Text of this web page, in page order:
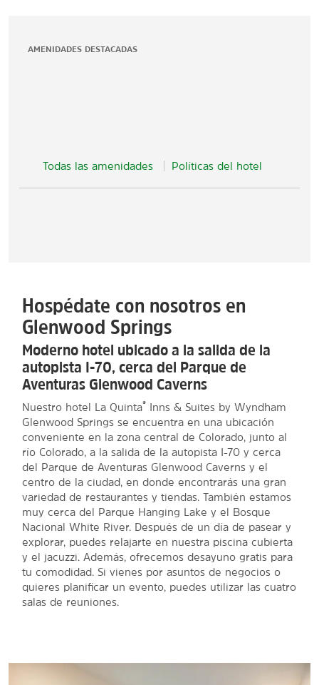
AMENIDADES DESTACADAS
Todas las amenidades Políticas del hotel
Hospédate con nosotros en
Glenwood Springs
Moderno hotel ubicado a la salida de la
autopista I-70, cerca del Parque de
Aventuras Glenwood Caverns
Nuestro hotel La Quinta®
Inns & Suites by Wyndham
Glenwood Springs se encuentra en una ubicación
conveniente en la zona central de Colorado, junto al
río Colorado, a la salida de la autopista I-70 y cerca
del Parque de Aventuras Glenwood Caverns y el
centro de la ciudad, en donde encontrarás una gran
variedad de restaurantes y tiendas. También estamos
muy cerca del Parque Hanging Lake y el Bosque
Nacional White River. Después de un día de pasear y
explorar, puedes relajarte en nuestra piscina cubierta
y el jacuzzi. Además, ofrecemos desayuno gratis para
tu comodidad. Si vienes por asuntos de negocios o
quieres planificar un evento, puedes utilizar las cuatro
salas de reuniones.